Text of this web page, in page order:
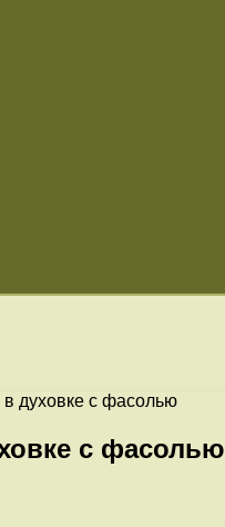
в духовке с фасолью
с фасолью